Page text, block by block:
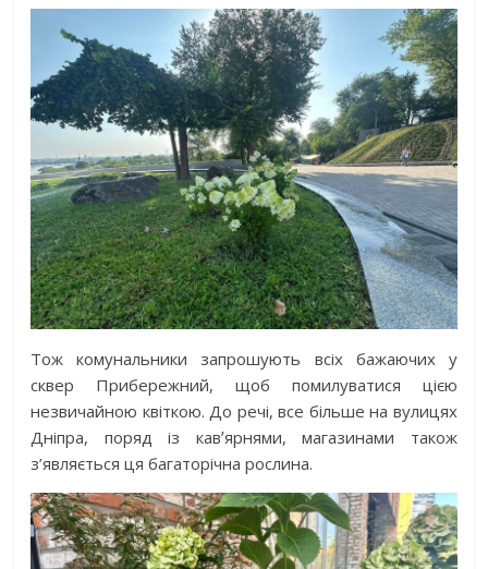
Тож комунальники запрошують всіх бажаючих у
сквер Прибережний, щоб помилуватися цією
незвичайною квіткою. До речі, все більше на вулицях
Дніпра, поряд із кавʼярнями, магазинами також
з’являється ця багаторічна рослина.